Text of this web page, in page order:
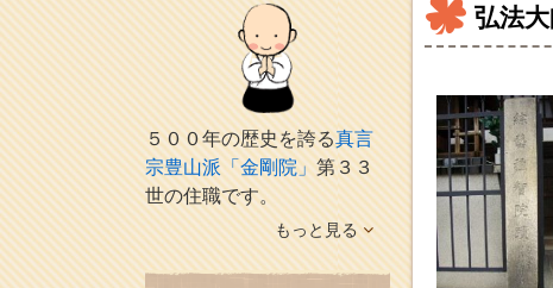
弘法
５００年の歴史を誇る真言
宗豊山派「金剛院」第３３
世の住職です。
もっと見る